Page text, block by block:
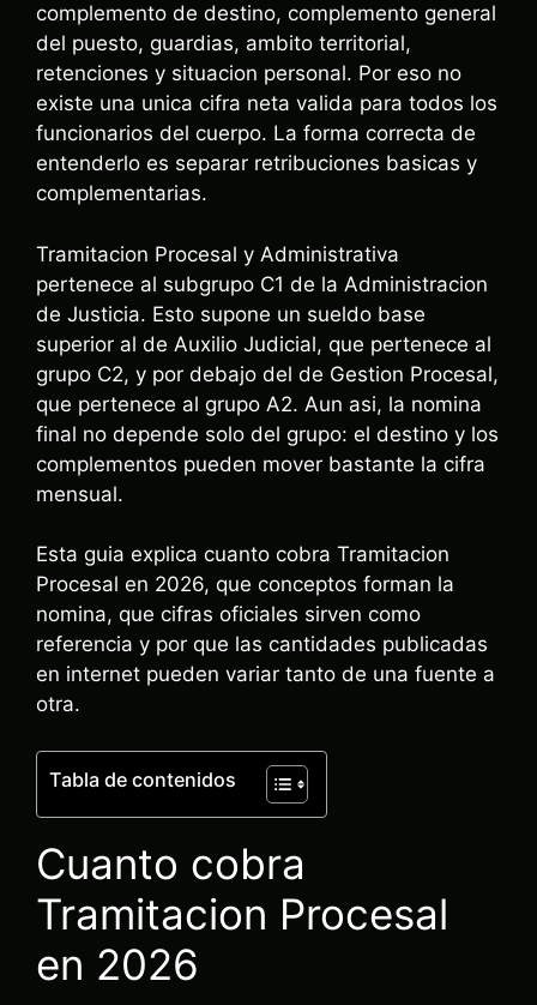
complemento de destino, complemento general
del puesto, guardias, ambito territorial,
retenciones y situacion personal. Por eso no
existe una unica cifra neta valida para todos los
funcionarios del cuerpo. La forma correcta de
entenderlo es separar retribuciones basicas y
complementarias.
Tramitacion Procesal y Administrativa
pertenece al subgrupo C1 de la Administracion
de Justicia. Esto supone un sueldo base
superior al de Auxilio Judicial, que pertenece al
grupo C2, y por debajo del de Gestion Procesal,
que pertenece al grupo A2. Aun asi, la nomina
final no depende solo del grupo: el destino y los
complementos pueden mover bastante la cifra
mensual.
Esta guia explica cuanto cobra Tramitacion
Procesal en 2026, que conceptos forman la
nomina, que cifras oficiales sirven como
referencia y por que las cantidades publicadas
en internet pueden variar tanto de una fuente a
otra.
Tabla de contenidos
Cuanto cobra
Tramitacion Procesal
en 2026